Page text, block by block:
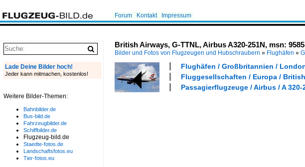
Forum Kontakt Impressum
British Airways, G-TTNL, Airbus A320-251N, msn:
Bilder und Fotos von Flugzeugen und Hubschraubern » Flughäfen »
Flughäfen / Großbritannien /
Fluggesellschaften / Europa /
Passagierflugzeuge / Airbus / A 320-
Lade Deine Bilder hoch!
Jeder kann mitmachen, kostenlos!
Weitere Bilder-Themen:
Bahnbilder.de
Bus-bild.de
Fahrzeugbilder.de
Schiffbilder.de
Flugzeug-bild.de
Staedte-fotos.de
Landschaftsfotos.eu
Tier-fotos.eu